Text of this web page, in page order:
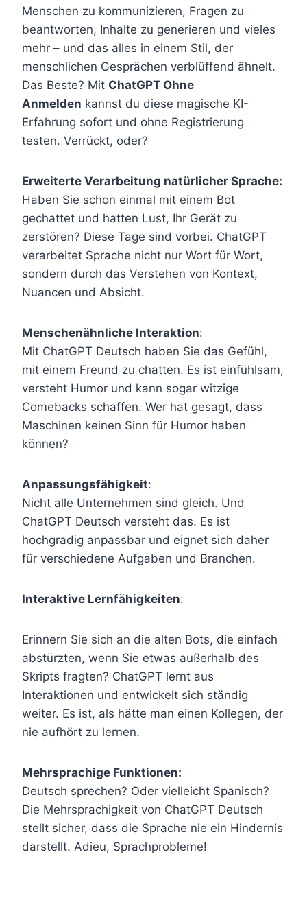
Menschen zu kommunizieren, Fragen zu
beantworten, Inhalte zu generieren und vieles
mehr – und das alles in einem Stil, der
menschlichen Gesprächen verblüffend ähnelt.
Das Beste? Mit ChatGPT Ohne
Anmelden kannst du diese magische KI-
Erfahrung sofort und ohne Registrierung
testen. Verrückt, oder?
Erweiterte Verarbeitung natürlicher Sprache:
Haben Sie schon einmal mit einem Bot
gechattet und hatten Lust, Ihr Gerät zu
zerstören? Diese Tage sind vorbei. ChatGPT
verarbeitet Sprache nicht nur Wort für Wort,
sondern durch das Verstehen von Kontext,
Nuancen und Absicht.
Menschenähnliche Interaktion:
Mit ChatGPT Deutsch haben Sie das Gefühl,
mit einem Freund zu chatten. Es ist einfühlsam,
versteht Humor und kann sogar witzige
Comebacks schaffen. Wer hat gesagt, dass
Maschinen keinen Sinn für Humor haben
können?
Anpassungsfähigkeit:
Nicht alle Unternehmen sind gleich. Und
ChatGPT Deutsch versteht das. Es ist
hochgradig anpassbar und eignet sich daher
für verschiedene Aufgaben und Branchen.
Interaktive Lernfähigkeiten:
Erinnern Sie sich an die alten Bots, die einfach
abstürzten, wenn Sie etwas außerhalb des
Skripts fragten? ChatGPT lernt aus
Interaktionen und entwickelt sich ständig
weiter. Es ist, als hätte man einen Kollegen, der
nie aufhört zu lernen.
Mehrsprachige Funktionen:
Deutsch sprechen? Oder vielleicht Spanisch?
Die Mehrsprachigkeit von ChatGPT Deutsch
stellt sicher, dass die Sprache nie ein Hindernis
darstellt. Adieu, Sprachprobleme!